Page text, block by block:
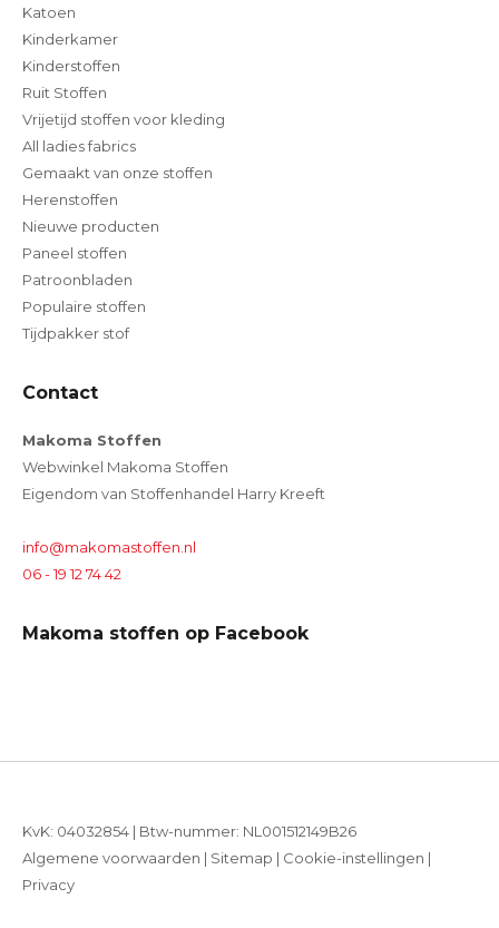
Katoen
Kinderkamer
Kinderstoffen
Ruit Stoffen
Vrijetijd stoffen voor kleding
All ladies fabrics
Gemaakt van onze stoffen
Herenstoffen
Nieuwe producten
Paneel stoffen
Patroonbladen
Populaire stoffen
Tijdpakker stof
Contact
Makoma Stoffen
Webwinkel Makoma Stoffen
Eigendom van Stoffenhandel Harry Kreeft
info@makomastoffen.nl
06 - 19 12 74 42
Makoma stoffen op Facebook
KvK: 04032854 | Btw-nummer: NL001512149B26
Algemene voorwaarden | Sitemap | Cookie-instellingen |
Privacy